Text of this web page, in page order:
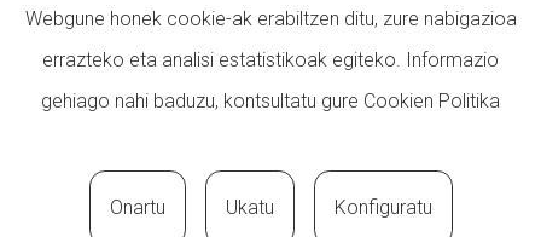
Webgune honek cookie-ak erabiltzen ditu, zure nabigazioa
errazteko eta analisi estatistikoak egiteko. Informazio
gehiago nahi baduzu, kontsultatu gure Cookien Politika
Onartu Ukatu Konfiguratu